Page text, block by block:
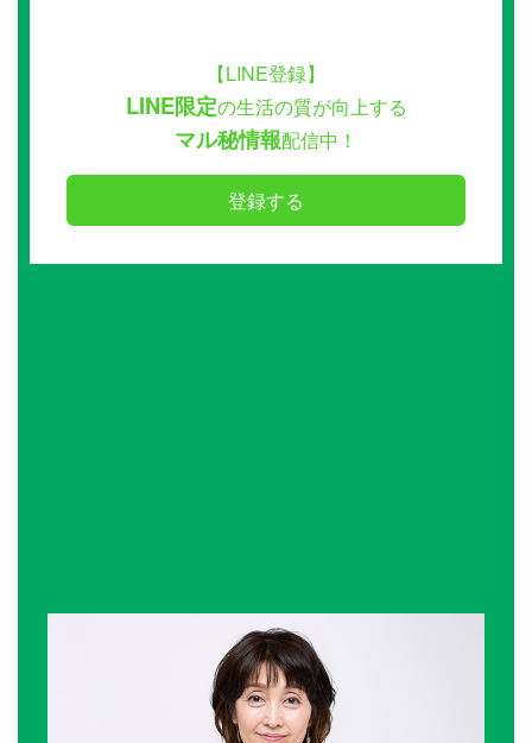
【LINE登録】
LINE限定の生活の質が向上する
マル秘情報配信中！
登録する